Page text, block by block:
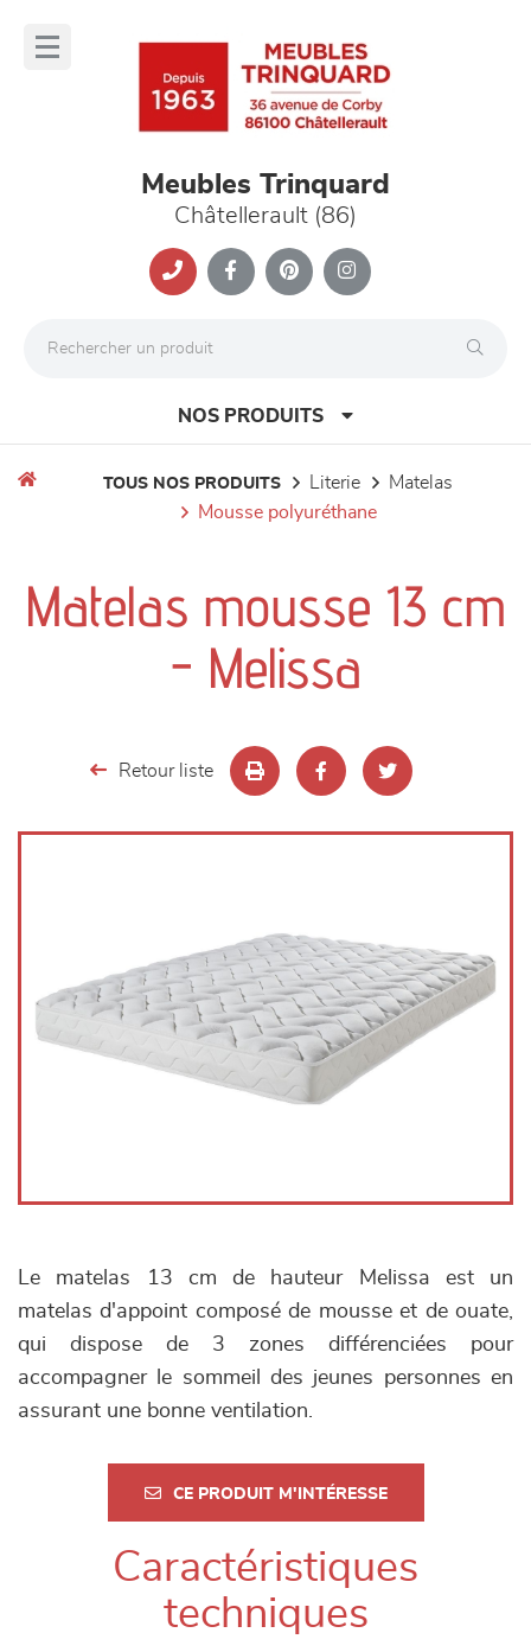
Meubles Trinquard
Châtellerault (86)
NOS PRODUITS
séjours
meubles de complément
TOUS NOS PRODUITS literie
matelas
mousse polyuréthane
Matelas mousse 13 cm
- Melissa
Retour liste
Le matelas 13 cm de hauteur Melissa est un
matelas d'appoint composé de mousse et de ouate,
qui dispose de 3 zones différenciées pour
accompagner le sommeil des jeunes personnes en
assurant une bonne ventilation.
CE PRODUIT M'INTÉRESSE
Caractéristiques
techniques